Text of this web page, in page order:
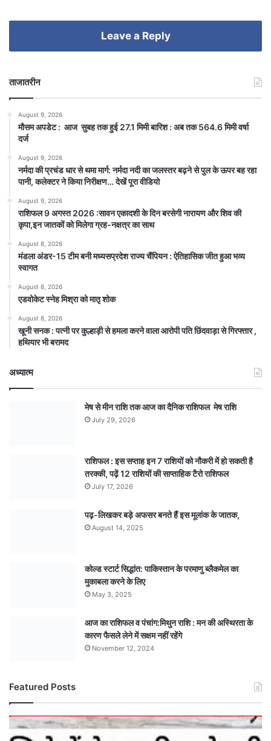
Leave a Reply
ताजातरीन
August 9, 2026
मौसम अपडेट : आज सुबह तक हुई 27.1 मिमी बारिश : अब तक 564.6 मिमी वर्षा
दर्ज
August 9, 2026
नर्मदा की प्रचंड धार से थमा मार्ग: नर्मदा नदी का जलस्तर बढ़ने से पुल के ऊपर बह रहा
पानी, कलेक्टर ने किया निरीक्षण… देखें पूरा वीडियो
August 9, 2026
राशिफल 9 अगस्त 2026 :सावन एकादशी के दिन बरसेगी नारायण और शिव की
कृपा,इन जातकों को मिलेगा ग्रह-नक्षत्र का साथ
August 8, 2026
मंडला अंडर-15 टीम बनी मध्यसप्रदेश राज्य चैंपियन : ऐतिहासिक जीत हुआ भव्य
स्वागत
August 8, 2026
एडवोकेट स्नेह मिश्रा को मातृ शोक
August 8, 2026
खूनी सनक : पत्नी पर कुल्हाड़ी से हमला करने वाला आरोपी पति छिंदवाड़ा से गिरफ्तार ,
हथियार भी बरामद
अध्यात्म
मेष से मीन राशि तक आज का दैनिक राशिफल मेष राशि
July 29, 2026
राशिफल : इस सप्ताह इन 7 राशियों को नौकरी में हो सकती है
तरक्की, पढ़ें 12 राशियों की साप्ताहिक टैरो राशिफल
July 17, 2026
पढ़-लिखकर बड़े अफसर बनते हैं इस मूलांक के जातक,
August 14, 2025
कोल्ड स्टार्ट सिद्धांत: पाकिस्तान के परमाणु ब्लैकमेल का
मुकाबला करने के लिए
May 3, 2025
आज का राशिफल व पंचांग:मिथुन राशि : मन की अस्थिरता के
कारण फैसले लेने में सक्षम नहीं रहेंगे
November 12, 2024
Featured Posts
अपडेट